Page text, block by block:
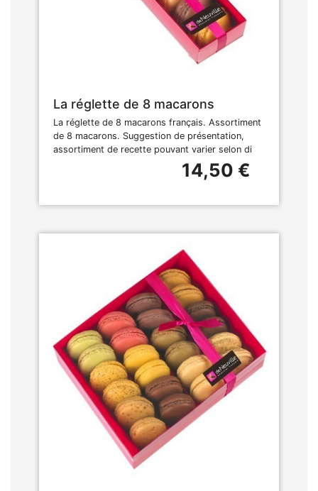
La réglette de 8 macarons
La réglette de 8 macarons français. Assortiment
de 8 macarons. Suggestion de présentation,
assortiment de recette pouvant varier selon di
14,50 €